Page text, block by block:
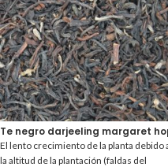
Te negro darjeeling margaret
El lento crecimiento de la planta debido
la altitud de la plantación (faldas del